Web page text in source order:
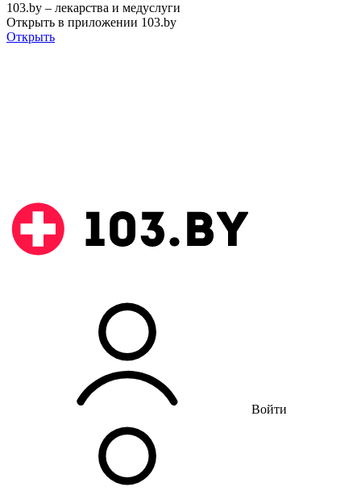
103.by – лекарства и медуслуги
Открыть в приложении 103.by
Открыть
Войти